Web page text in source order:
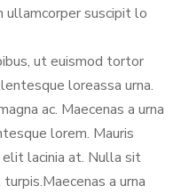
ullamcorper suscipit lo
ut euismod tortor
loreassa urna.
ac. Maecenas a urna
lorem. Mauris
lacinia at. Nulla sit
a urna